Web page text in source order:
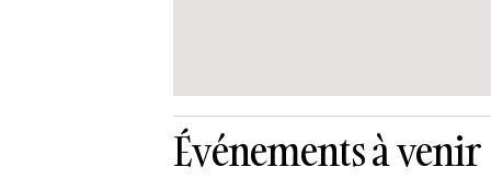
Événements à venir